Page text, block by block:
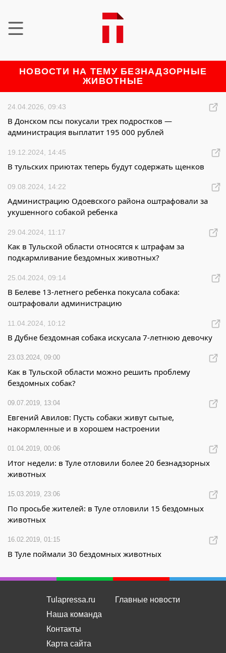
НОВОСТИ НА ТЕМУ БЕЗНАДЗОРНЫЕ
ЖИВОТНЫЕ
24.04.2026, 09:43
В Донском псы покусали трех подростков —
администрация выплатит 195 000 рублей
19.12.2024, 14:45
В тульских приютах теперь будут содержать щенков
09.08.2024, 14:22
Администрацию Одоевского района оштрафовали за
укушенного собакой ребенка
29.04.2024, 11:17
Как в Тульской области относятся к штрафам за
подкармливание бездомных животных?
25.04.2024, 09:14
В Белеве 13-летнего ребенка покусала собака:
оштрафовали администрацию
11.04.2024, 10:12
В Дубне бездомная собака искусала 7-летнюю девочку
23.03.2024, 09:00
Как в Тульской области можно решить проблему
бездомных собак?
09.07.2019, 13:04
Евгений Авилов: Пусть собаки живут сытые,
накормленные и в хорошем настроении
01.04.2019, 00:06
Итог недели: в Туле отловили более 20 безнадзорных
животных
15.03.2019, 23:06
По просьбе жителей: в Туле отловили 15 бездомных
животных
16.02.2019, 01:15
В Туле поймали 30 бездомных животных
Tulapressa.ru
Наша команда
Контакты
Карта сайта
Главные новости